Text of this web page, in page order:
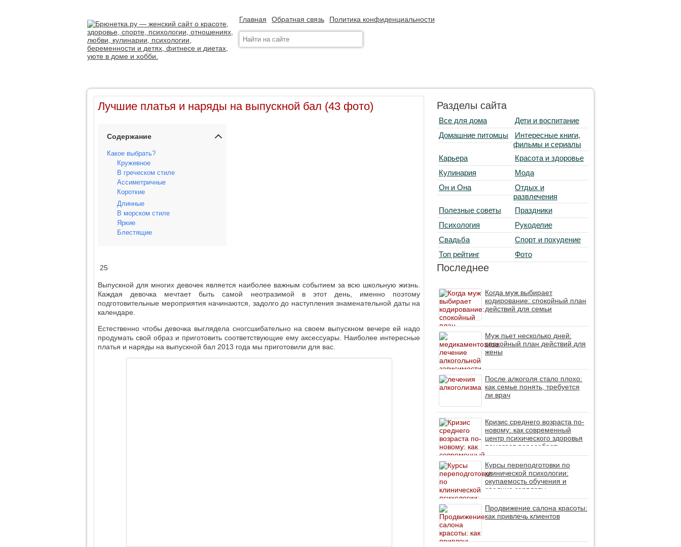
Главная Обратная связь Политика конфиденциальности
Лучшие платья и наряды на выпускной бал (43 фото)
Содержание
Какое выбрать?
Кружевное
В греческом стиле
Ассиметричные
Короткие
Длинные
В морском стиле
Яркие
Блестящие
25
Выпускной для многих девочек является наиболее важным событием за всю школьную жизнь.
Каждая девочка мечтает быть самой неотразимой в этот день, именно поэтому
подготовительные мероприятия начинаются, задолго до наступления знаменательной даты на
календаре.
Естественно чтобы девочка выглядела сногсшибательно на своем выпускном вечере ей надо
продумать свой образ и приготовить соответствующие ему аксессуары. Наиболее интересные
платья и наряды на выпускной бал 2013 года мы приготовили для вас.
Разделы сайта
Все для дома
Дети и воспитание
Домашние питомцы
Интересные книги,
фильмы и сериалы
Карьера
Красота и здоровье
Кулинария
Мода
Он и Она
Отдых и
развлечения
Полезные советы
Праздники
Психология
Рукоделие
Свадьба
Спорт и похудение
Топ рейтинг
Фото
Последнее
Когда муж выбирает
кодирование: спокойный план
действий для семьи
Муж пьет несколько дней:
спокойный план действий для
жены
После алкоголя стало плохо:
как семье понять, требуется
ли врач
Кризис среднего возраста по-
новому: как современный
центр психического здоровья
помогает пересобрать
личность без таблеток (методы
ДПДГ и КПТ)
Курсы переподготовки по
клинической психологии:
окупаемость обучения и
средние зарплаты
специалистов в 2026 году
Продвижение салона красоты:
как привлечь клиентов